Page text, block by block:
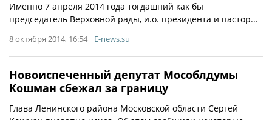
Именно 7 апреля 2014 года тогдашний как бы
председатель Верховной рады, и.о. президента и пастор...
8 октября 2014, 16:54 E-news.su
Новоиспеченный депутат Мособлдумы
Кошман сбежал за границу
Глава Ленинского района Московской области Сергей